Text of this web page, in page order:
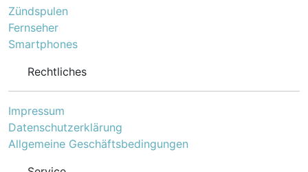
hochwertigen Druck.
Zündspulen
Fernseher
Smartphones
Rechtliches
Impressum
Datenschutzerklärung
Allgemeine Geschäftsbedingungen